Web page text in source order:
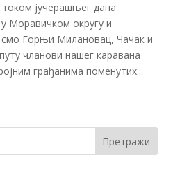
јучерашњег дана
Моравичком округу и
Горњи Милановац, Чачак и
чланови нашег каравана
грађанима поменутих...